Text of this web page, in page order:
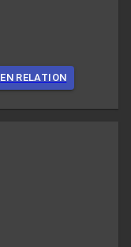
EN RELATION